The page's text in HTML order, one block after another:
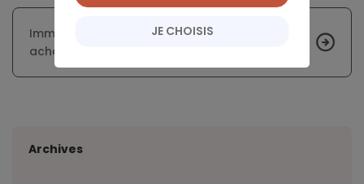
Immobilier : est-ce le bon moment pour
acheter ?
Archives
JE CHOISIS